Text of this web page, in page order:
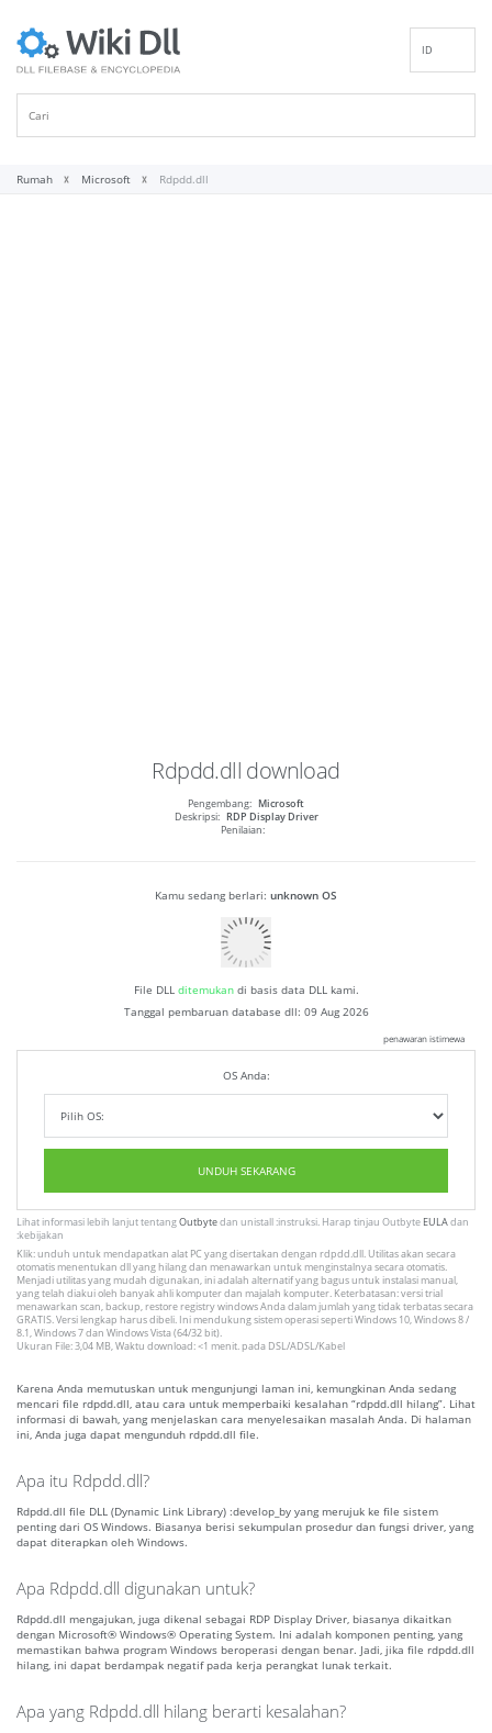
ID
Rumah Microsoft Rdpdd.dll
Rdpdd.dll download
Pengembang: Microsoft
Deskripsi: RDP Display Driver
Penilaian:
Kamu sedang berlari: unknown OS
File DLL ditemukandi basis data DLL kami.
Tanggal pembaruan database dll: 09 Aug 2026
penawaran istimewa
OS Anda:
UNDUH SEKARANG
Lihat informasi lebih lanjut tentangOutbytedan unistall :instruksi. Harap tinjau Outbyte EULAdan
:kebijakan
Klik: unduh untuk mendapatkan alat PC yang disertakan dengan rdpdd.dll. Utilitas akan secara
otomatis menentukan dll yang hilang dan menawarkan untuk menginstalnya secara otomatis.
Menjadi utilitas yang mudah digunakan, ini adalah alternatif yang bagus untuk instalasi manual,
yang telah diakui oleh banyak ahli komputer dan majalah komputer. Keterbatasan: versi trial
menawarkan scan, backup, restore registry windows Anda dalam jumlah yang tidak terbatas secara
GRATIS. Versi lengkap harus dibeli. Ini mendukung sistem operasi seperti Windows 10, Windows 8 /
8.1, Windows 7 dan Windows Vista (64/32 bit).
Ukuran File: 3,04 MB, Waktu download: <1 menit. pada DSL/ADSL/Kabel
Karena Anda memutuskan untuk mengunjungi laman ini, kemungkinan Anda sedang
mencari file rdpdd.dll, atau cara untuk memperbaiki kesalahan “rdpdd.dll hilang”. Lihat
informasi di bawah, yang menjelaskan cara menyelesaikan masalah Anda. Di halaman
ini, Anda juga dapat mengunduh rdpdd.dll file.
Apa itu Rdpdd.dll?
Rdpdd.dll file DLL (Dynamic Link Library) :develop_by yang merujuk ke file sistem
penting dari OS Windows. Biasanya berisi sekumpulan prosedur dan fungsi driver, yang
dapat diterapkan oleh Windows.
Apa Rdpdd.dll digunakan untuk?
Rdpdd.dll mengajukan, juga dikenal sebagai RDP Display Driver, biasanya dikaitkan
dengan Microsoft® Windows® Operating System. Ini adalah komponen penting, yang
memastikan bahwa program Windows beroperasi dengan benar. Jadi, jika file rdpdd.dll
hilang, ini dapat berdampak negatif pada kerja perangkat lunak terkait.
Apa yang Rdpdd.dll hilang berarti kesalahan?